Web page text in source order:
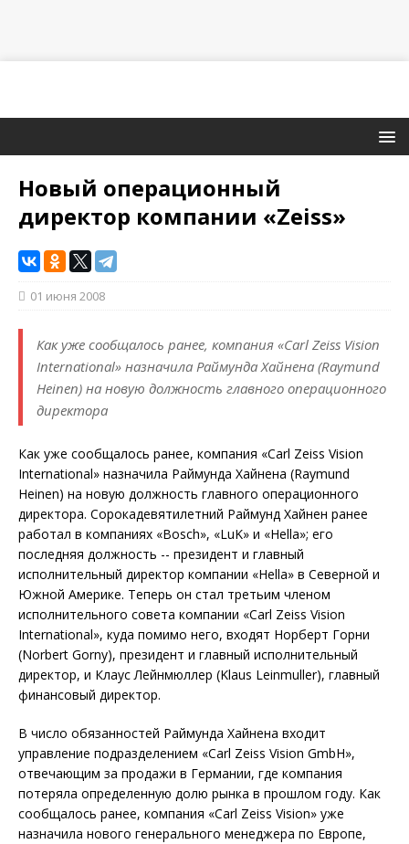
Новый операционный
директор компании «Zeiss»
01 июня 2008
Как уже сообщалось ранее, компания «Carl Zeiss Vision
International» назначила Раймунда Хайнена (Raymund
Heinen) на новую должность главного операционного
директора
Как уже сообщалось ранее, компания «Carl Zeiss Vision
International» назначила Раймунда Хайнена (Raymund
Heinen) на новую должность главного операционного
директора. Сорокадевятилетний Раймунд Хайнен ранее
работал в компаниях «Bosch», «LuK» и «Hella»; его
последняя должность -- президент и главный
исполнительный директор компании «Hella» в Северной и
Южной Америке. Теперь он стал третьим членом
исполнительного совета компании «Carl Zeiss Vision
International», куда помимо него, входят Норберт Горни
(Norbert Gorny), президент и главный исполнительный
директор, и Клаус Лейнмюллер (Klaus Leinmuller), главный
финансовый директор.
В число обязанностей Раймунда Хайнена входит
управление подразделением «Carl Zeiss Vision GmbH»,
отвечающим за продажи в Германии, где компания
потеряла определенную долю рынка в прошлом году. Как
сообщалось ранее, компания «Carl Zeiss Vision» уже
назначила нового генерального менеджера по Европе,